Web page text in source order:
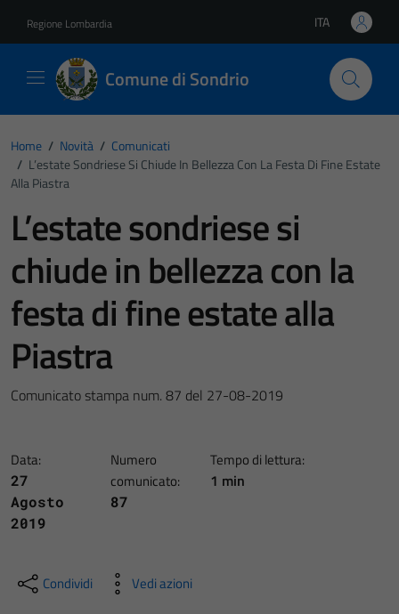
Regione Lombardia Lingua attiva:
ITA
Comune di Sondrio
Home / Novità / Comunicati
/ L’estate Sondriese Si Chiude In Bellezza Con La Festa Di Fine Estate
Alla Piastra
L’estate sondriese si
chiude in bellezza con la
festa di fine estate alla
Piastra
Comunicato stampa num. 87 del 27-08-2019
Data:
27
Agosto
2019
Numero
comunicato:
87
Tempo di lettura:
1 min
Condividi Vedi azioni